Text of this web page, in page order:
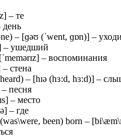
– те
день
– [ɡəʊ (ˈwent, ɡɒn)] –
– ушедший
– воспоминания
стена
– [hɪə (hɜ:d, hɜ:d)] –
песня
– место
– где
been) born –